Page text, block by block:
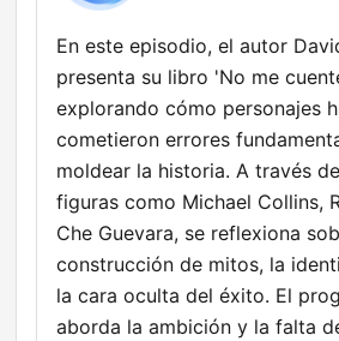
En este episodio, el autor
presenta su libro 'No me
explorando cómo personajes
cometieron errores
moldear la historia. A través
figuras como Michael Collins,
Che Guevara, se reflexiona
construcción de mitos, la
la cara oculta del éxito. El
aborda la ambición y la falta